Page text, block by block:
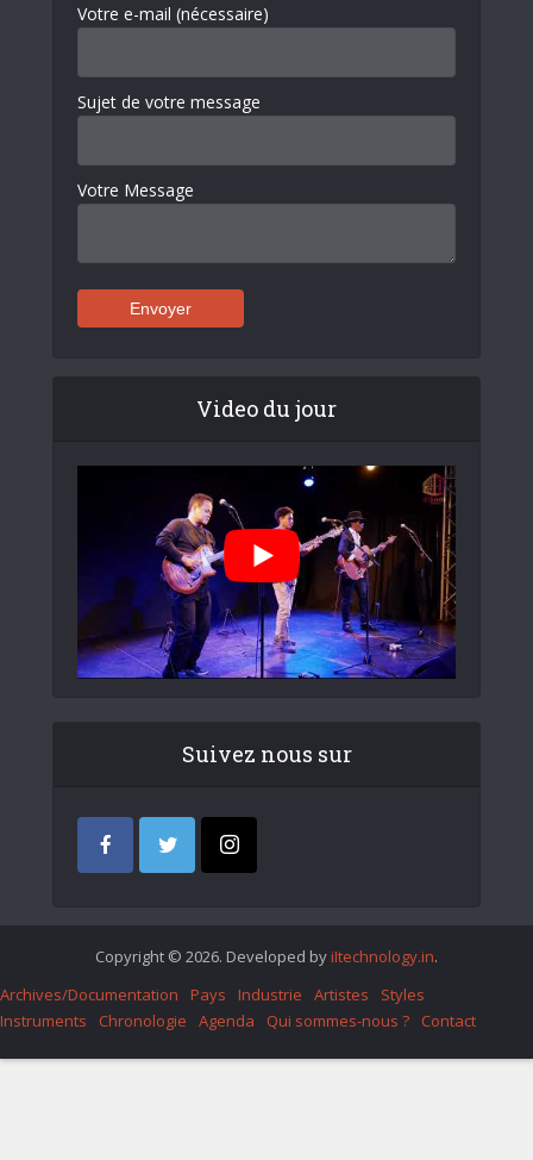
Votre e-mail (nécessaire)
Sujet de votre message
Votre Message
Video du jour
Suivez nous sur
Copyright © 2026. Developed by iItechnology.in.
Archives/Documentation
Pays Industrie Artistes
Styles
Instruments
Chronologie Agenda Qui sommes-nous ? Contact